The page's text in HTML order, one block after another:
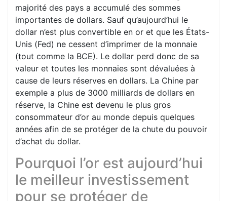
majorité des pays a accumulé des sommes
importantes de dollars. Sauf qu’aujourd’hui le
dollar n’est plus convertible en or et que les États-
Unis (Fed) ne cessent d’imprimer de la monnaie
(tout comme la BCE). Le dollar perd donc de sa
valeur et toutes les monnaies sont dévaluées à
cause de leurs réserves en dollars. La Chine par
exemple a plus de 3000 milliards de dollars en
réserve, la Chine est devenu le plus gros
consommateur d’or au monde depuis quelques
années afin de se protéger de la chute du pouvoir
d’achat du dollar.
Pourquoi l’or est aujourd’hui
le meilleur investissement
pour se protéger de